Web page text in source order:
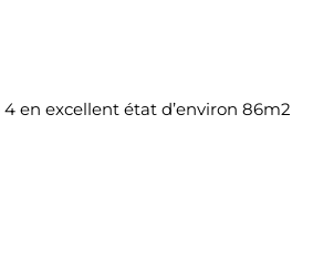
en excellent état d’environ 86m2